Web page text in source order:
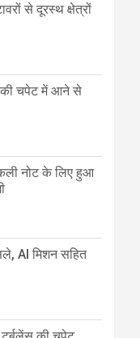
से दूरस्थ क्षेत्रों
की चपेट में आने से
नोट के लिए हुआ
AI मिशन सहित